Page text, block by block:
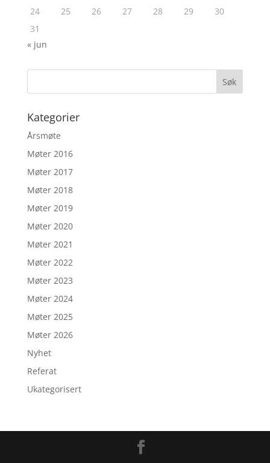
24
25 26 27 28 29
30
31
« jun
Kategorier
Årsmøte
Møter 2016
Møter 2017
Møter 2018
Møter 2019
Møter 2020
Møter 2021
Møter 2022
Møter 2023
Møter 2024
Møter 2025
Møter 2026
Nyhet
Referat
Ukategorisert